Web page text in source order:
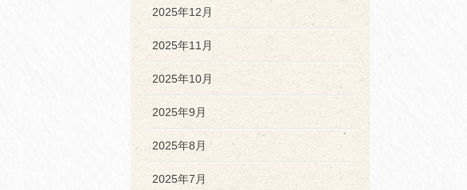
2025年12月
2025年11月
2025年10月
2025年9月
2025年8月
2025年7月